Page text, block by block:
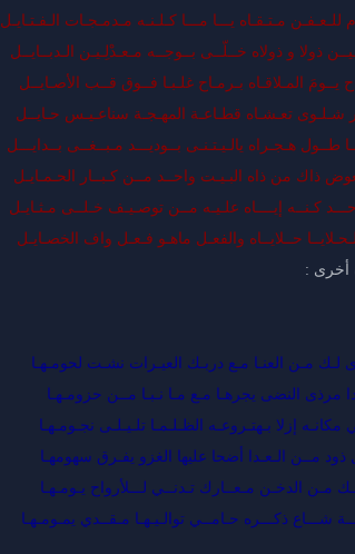
مـتـقـاه يـــا مـــا كـلـنـه مـدمـجـات الـفـتـايـل
ذولا و ذولاه خــلّــى بــوجــه مـعـدْلِـيـن الـدبــايــل
المـلاقـاه بـرمـاح غلـبـا فــوق قــب الأصـايــل
شـلـوى تعـشـاه قطـاعـة المهـجـة سناعـيـس حـايــل
طــول هـجـراه يالـيـتـنـى بــوديـــد مـبــغــى بــدايـــل
ذاك من ذاه البـيـت واحــد مــن كـبــار الحـمـايـل
كـنــه إيــــاه علـيـه مــن توصـيـف خـلــى مـثـايـل
حــلايــاه والفعـل ماهـو فـعـل واف الخصـايـل
أخرى :
لـك مـن العنـا مـع دربـك العيـرات نشـت لحومـهـا
مرذى النضى يجرهـا مـع مـا نـبـا مــن حزومـهـا
إزلا بـهتـروعـه الظـلـمـا تلـيـلـى نجـومـهـا
ذود مــن الـعـدا أضحا عليها الغزو يفـرق سهومهـا
مـن الدخـن مـعــارك تـدنــي لـــلأرواح يـومـهـا
شـــاع ذكـــره حـامــي توالـيـهـا مـقــدي يمـومـهـا